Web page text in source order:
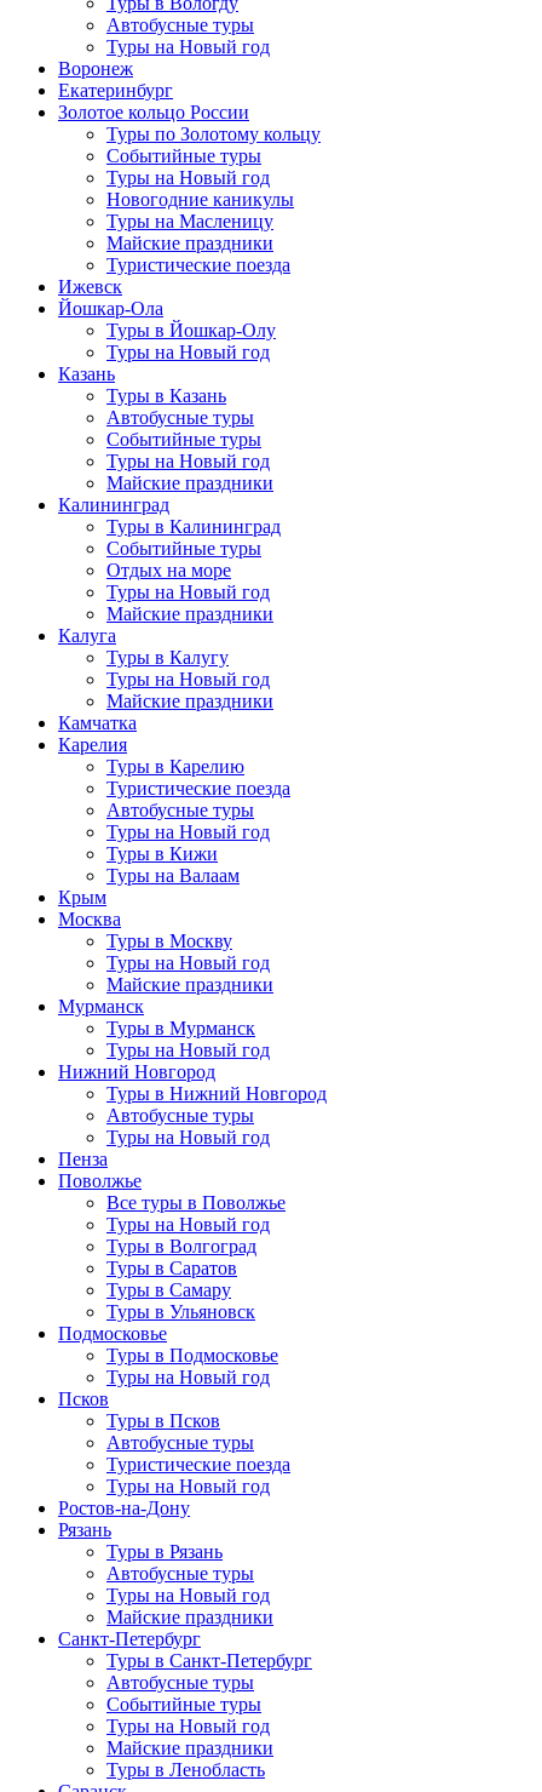
Автобусные туры
Туры на Новый год
Воронеж
Екатеринбург
Золотое кольцо России
Туры по Золотому кольцу
Событийные туры
Туры на Новый год
Новогодние каникулы
Туры на Масленицу
Майские праздники
Туристические поезда
Ижевск
Йошкар-Ола
Туры в Йошкар-Олу
Туры на Новый год
Казань
Туры в Казань
Автобусные туры
Событийные туры
Туры на Новый год
Майские праздники
Калининград
Туры в Калининград
Событийные туры
Отдых на море
Туры на Новый год
Майские праздники
Калуга
Туры в Калугу
Туры на Новый год
Майские праздники
Камчатка
Карелия
Туры в Карелию
Туристические поезда
Автобусные туры
Туры на Новый год
Туры в Кижи
Туры на Валаам
Крым
Москва
Туры в Москву
Туры на Новый год
Майские праздники
Мурманск
Туры в Мурманск
Туры на Новый год
Нижний Новгород
Туры в Нижний Новгород
Автобусные туры
Туры на Новый год
Пенза
Поволжье
Все туры в Поволжье
Туры на Новый год
Туры в Волгоград
Туры в Саратов
Туры в Самару
Туры в Ульяновск
Подмосковье
Туры в Подмосковье
Туры на Новый год
Псков
Туры в Псков
Автобусные туры
Туристические поезда
Туры на Новый год
Ростов-на-Дону
Рязань
Туры в Рязань
Автобусные туры
Туры на Новый год
Майские праздники
Санкт-Петербург
Туры в Санкт-Петербург
Автобусные туры
Событийные туры
Туры на Новый год
Майские праздники
Туры в Ленобласть